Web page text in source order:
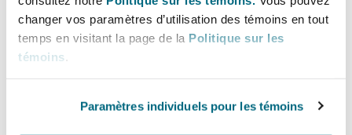
changer vos paramètres d’utilisation des témoins en tout
temps en visitant la page de la Politique sur les
témoins
Paramètres individuels pour les témoins
Acquisition de flottes
Couverture d’assurance
Propriété intellectuelle
Technologie, externalisation
réglementaire et enquêtes
Services professionnels
Delhi
Vegas
Angeles
Coordonnées
Profil & Expérience
Champs de pratique
Secteurs